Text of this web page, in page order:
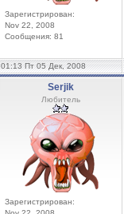
Зарегистрирован:
Nov 22, 2008
Сообщения: 81
01:13 Пт 05 Дек, 2008
Serjik
Любитель
Зарегистрирован: